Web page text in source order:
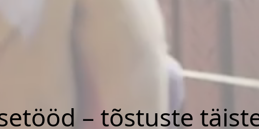
– tõstuste